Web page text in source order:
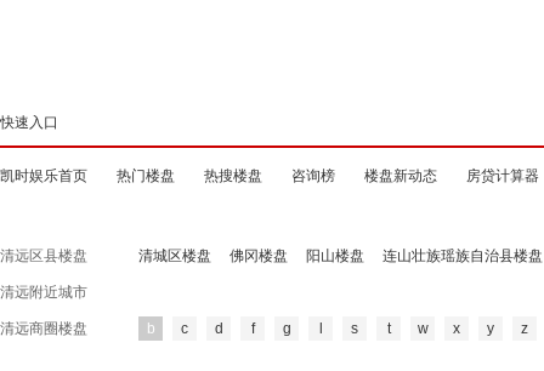
快速入口
凯时娱乐首页 热门楼盘 热搜楼盘 咨询榜 楼盘新动态 房贷计算器
清远区县楼盘 清城区楼盘 佛冈楼盘 阳山楼盘 连山壮族瑶族自治县楼盘
清远附近城市
清远商圈楼盘 b c d f g s t w x y z